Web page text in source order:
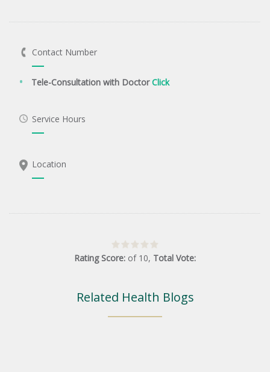
Contact Number
Tele-Consultation with DoctorClick
Service Hours
Location
Rating Score: of 10, Total Vote:
Related Health Blogs